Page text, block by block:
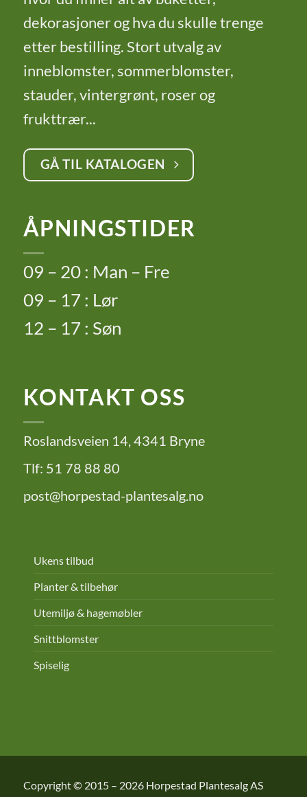
dekorasjoner og hva du skulle trenge
etter bestilling. Stort utvalg av
inneblomster, sommerblomster,
stauder, vintergrønt, roser og
frukttrær...
GÅ TIL KATALOGEN
ÅPNINGSTIDER
09 – 20 : Man – Fre
09 – 17 : Lør
12 – 17 : Søn
KONTAKT OSS
Roslandsveien 14, 4341 Bryne
Tlf: 51 78 88 80
post@horpestad-plantesalg.no
Ukens tilbud
Planter & tilbehør
Utemiljø & hagemøbler
Snittblomster
Spiselig
Copyright © 2015 – 2026 Horpestad Plantesalg AS